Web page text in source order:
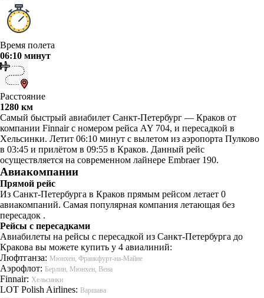
Время полета
06:10 минут
Расстояние
1280 км
Самый быстрый авиабилет Санкт-Петербург — Краков от
компании Finnair с номером рейса AY 704, и пересадкой в
Хельсинки. Летит 06:10 минут с вылетом из аэропорта Пулково
в 03:45 и прилётом в 09:55 в Краков. Данный рейс
осуществляется на современном лайнере Embraer 190.
Авиакомпании
Прямой рейс
Из Санкт-Петербурга в Краков прямым рейсом летает 0
авиакомпаний. Самая популярная компания летающая без
пересадок .
Рейсы с пересадками
Авиабилеты на рейсы с пересадкой из Санкт-Петербурга до
Кракова вы можете купить у 4 авиалиний:
Люфтганза: Мюнхен, Франкфурт-на-Майне
Аэрофлот: Берлин, Мюнхен, Вена
Finnair: Хельсинки
LOT Polish Airlines: Варшава